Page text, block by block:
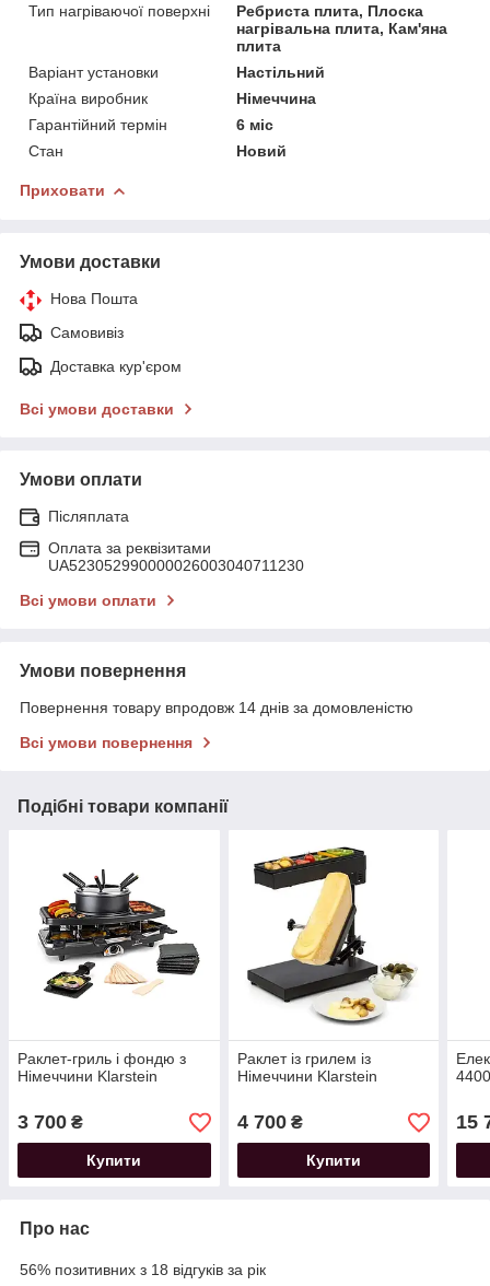
Тип нагріваючої поверхні
Ребриста плита, Плоска
нагрівальна плита, Кам'яна
плита
Варіант установки
Настільний
Країна виробник
Німеччина
Гарантійний термін
6 міс
Стан
Новий
Приховати
Умови доставки
Нова Пошта
Самовивіз
Доставка кур'єром
Всі умови доставки
Умови оплати
Післяплата
Оплата за реквізитами
UA523052990000026003040711230
Всі умови оплати
Умови повернення
Повернення товару впродовж 14 днів за домовленістю
Всі умови повернення
Подібні товари компанії
Раклет-гриль і фондю з
Німеччини Klarstein
3 700 ₴
Купити
Раклет із грилем із
Німеччини Klarstein
4 700₴
Купити
15
Про нас
56% позитивних з 18 відгуків за рік